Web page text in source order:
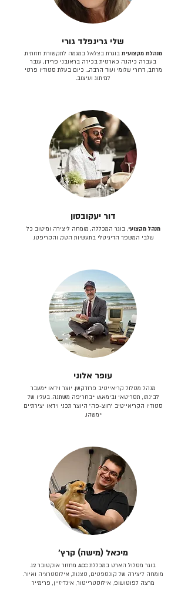
שלי גרינפלד גורי
מנהלת מקצועית בוגרת בצלאל במגמה לתקשורת חזותית.
בעברה כיהנה כארטית בכירה בראובני פרידן, ענבר
מרחב, דרורי שלומי ועוד הרבה… כיום בעלת סטודיו פרטי
למיתוג ועיצוב.
דור יעקובסון
מנהל מקצועי, בוגר המכללה, מומחה ליצירה ומיטוב כל
שלבי המשפך הדיגיטלי בתעשיות הטק והקריפטו.
עופר אלוני
מנהל מסלול קריאייטיב פרודקשן. יוצר וידאו *מעבר
לבינתו, תסריטאי וב​ימאiA‎ *בחריפה משתנה. בעליו של
סטודיו הקריאייטיב ״חוצ-פה״ היוצר תכני וידאו יצירתיים
*משהו.
מיכאל (מישה) קרץ׳
בוגר מסלול הארט במכללת ACC מחזור אוקטובר 12.
מומחה ליצירה של קונספטים, סצנות, אילוסטרציה ואיור.
מרצה לפוטושופ, אילוסטרייטור, אינדיזיין, פרימייר